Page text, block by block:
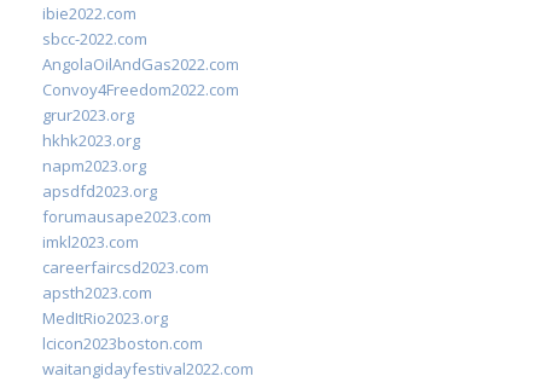
ibie2022.com
sbcc-2022.com
AngolaOilAndGas2022.com
Convoy4Freedom2022.com
grur2023.org
hkhk2023.org
napm2023.org
apsdfd2023.org
forumausape2023.com
imkl2023.com
careerfaircsd2023.com
apsth2023.com
MedItRio2023.org
lcicon2023boston.com
waitangidayfestival2022.com